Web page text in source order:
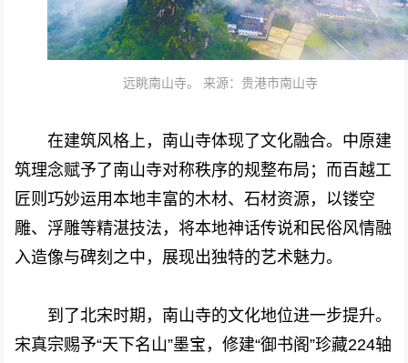
远眺南山寺。 来源：贵港市南山寺
在建筑风格上，南山寺体现了文化融合。中原建
筑理念赋予了南山寺对称秩序的规整布局；而百越工
匠则巧妙运用本地丰富的木材、石材资源，以镂空
雕、浮雕等精湛技法，将本地神话传说和民俗风情融
入造像与碑刻之中，展现出独特的艺术魅力。
到了北宋时期，南山寺的文化地位进一步提升。
宋真宗赐予“天下名山”墨宝，修建“御书阁”珍藏224轴